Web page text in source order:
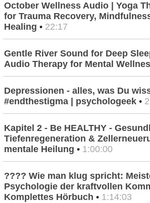
October Wellness Audio | Yoga
for Trauma Recovery,
Healing • 22:17
Gentle River Sound for Deep
Audio Therapy for Mental
Depressionen - alles, was Du
#endthestigma | psychologeek •
Kapitel 2 - Be HEALTHY -
Tiefenregeneration &
mentale Heilung • 1:00:00
???? Wie man klug spricht:
Psychologie der kraftvollen
Komplettes Hörbuch • 1:14:03